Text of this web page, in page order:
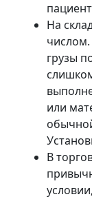
На
числом.
грузы
или
В